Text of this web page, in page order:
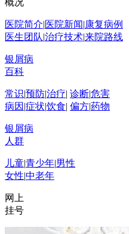
概况
医院简介|医院新闻|康复病例
医生团队|治疗技术|来院路线
银屑病
百科
常识|预防|治疗| 诊断|危害
病因 |症状|饮食| 偏方|药物
银屑病
人群
儿童|青少年|男性
女性|中老年
网上
挂号